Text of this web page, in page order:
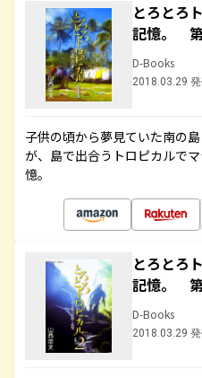
とろとろ
記憶。
D-Books
2018.03.29
子供の頃から夢見ていた南の
が、島で出合うトロピカルで
憶。
とろとろ
記憶。
D-Books
2018.03.29